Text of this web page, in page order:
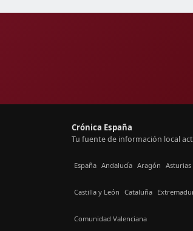
Crónica España
Tu fuente de información local
España Andalucía Aragón Asturias
Castilla y León Cataluña
Comunidad Valenciana